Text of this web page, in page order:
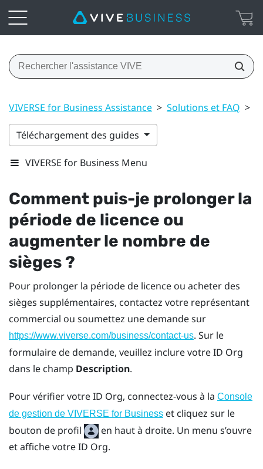
VIVERSE for Business Assistance > Solutions et FAQ >
Téléchargement des guides
VIVERSE for Business Menu
Comment puis-je prolonger la
période de licence ou
augmenter le nombre de
sièges ?
Pour prolonger la période de licence ou acheter des
sièges supplémentaires, contactez votre représentant
commercial ou soumettez une demande sur
https://www.viverse.com/business/contact-us. Sur le
formulaire de demande, veuillez inclure votre ID Org
dans le champ Description.
Pour vérifier votre ID Org, connectez-vous à la Console
de gestion de VIVERSE for Business et cliquez sur le
bouton de profil
en haut à droite. Un menu s’ouvre
et affiche votre ID Org.